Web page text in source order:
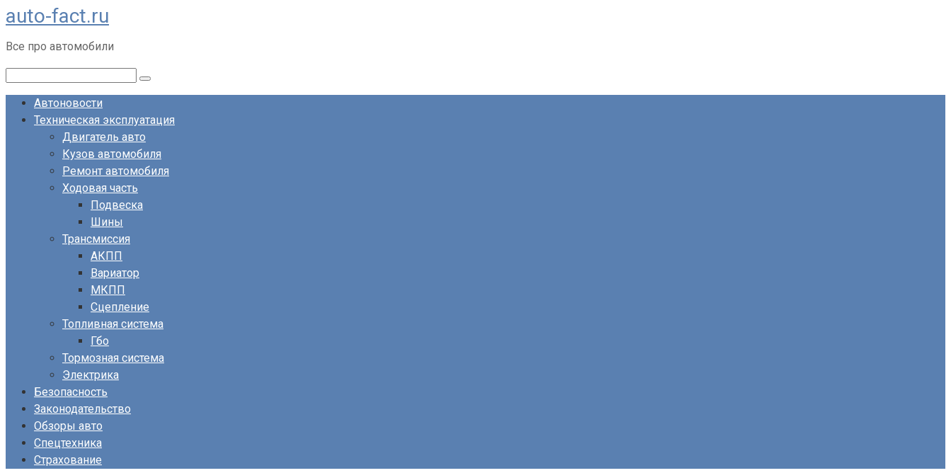
Перейти
к
контенту
auto-fact.ru
Все про автомобили
Автоновости
Техническая эксплуатация
Двигатель авто
Кузов автомобиля
Ремонт автомобиля
Ходовая часть
Подвеска
Шины
Трансмиссия
АКПП
Вариатор
МКПП
Сцепление
Топливная система
Гбо
Тормозная система
Электрика
Безопасность
Законодательство
Обзоры авто
Спецтехника
Страхование